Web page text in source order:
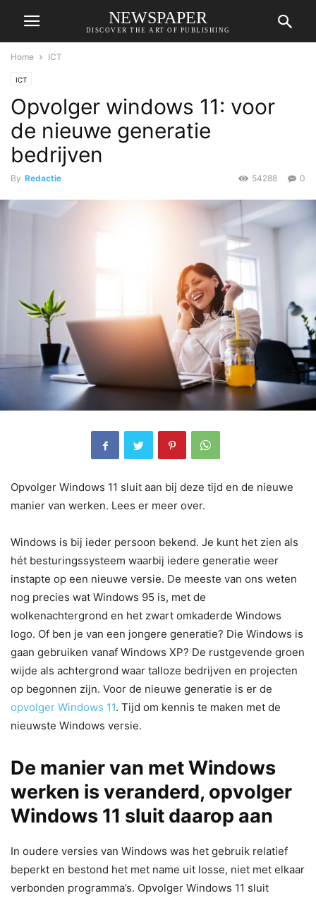
NEWSPAPER
DISCOVER THE ART OF PUBLISHING
Home ICT
ICT
Opvolger windows 11: voor
de nieuwe generatie
bedrijven
By Redactie 0
54288
Opvolger Windows 11 sluit aan bij deze tijd en de nieuwe
manier van werken. Lees er meer over.
Windows is bij ieder persoon bekend. Je kunt het zien als
hét besturingssysteem waarbij iedere generatie weer
instapte op een nieuwe versie. De meeste van ons weten
nog precies wat Windows 95 is, met de
wolkenachtergrond en het zwart omkaderde Windows
logo. Of ben je van een jongere generatie? Die Windows is
gaan gebruiken vanaf Windows XP? De rustgevende groen
wijde als achtergrond waar talloze bedrijven en projecten
op begonnen zijn. Voor de nieuwe generatie is er de
opvolger Windows 11. Tijd om kennis te maken met de
nieuwste Windows versie.
De manier van met Windows
werken is veranderd, opvolger
Windows 11 sluit daarop aan
In oudere versies van Windows was het gebruik relatief
beperkt en bestond het met name uit losse, niet met elkaar
verbonden programma’s. Opvolger Windows 11 sluit